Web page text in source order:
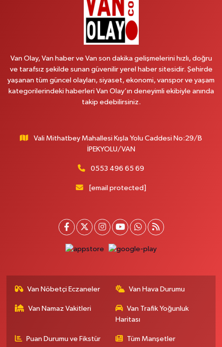
Van Olay, Van haber ve Van son dakika gelişmelerini hızlı, doğru
ve tarafsız şekilde sunan güvenilir yerel haber sitesidir. Şehirde
yaşanan tüm güncel olayları, siyaset, ekonomi, vanspor ve yaşam
kategorilerindeki haberleri Van Olay’ın deneyimli ekibiyle anında
takip edebilirsiniz.
Vali Mithatbey Mahallesi Kışla Yolu Caddesi No:29/B
İPEKYOLU/VAN
0553 496 65 69
[email protected]
Van Nöbetçi Eczaneler Van Hava Durumu
Van Namaz Vakitleri
Van Trafik Yoğunluk
Haritası
Puan Durumu ve Fikstür Tüm Manşetler